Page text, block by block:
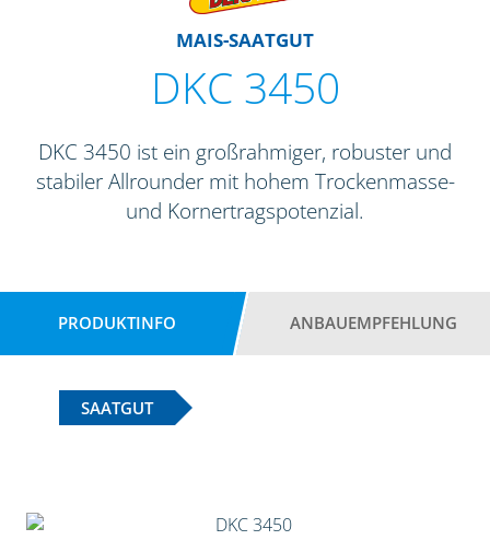
MAIS-SAATGUT
DKC 3450
DKC 3450 ist ein großrahmiger, robuster und
stabiler Allrounder mit hohem Trockenmasse-
und Kornertragspotenzial.
PRODUKTINFO ANBAUEMPFEHLUNG
SAATGUT